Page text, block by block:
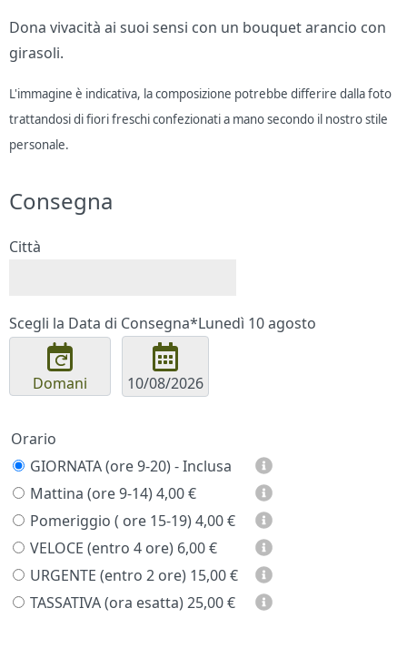
Dona vivacità ai suoi sensi con un bouquet arancio con
girasoli.
L'immagine è indicativa, la composizione potrebbe differire dalla foto
trattandosi di fiori freschi confezionati a mano secondo il nostro stile
personale.
Consegna
Città
Scegli la Data di Consegna*Lunedì 10 agosto
Domani
Orario
GIORNATA (ore 9-20) - Inclusa
Mattina (ore 9-14) 4,00 €
Pomeriggio ( ore 15-19) 4,00 €
VELOCE (entro 4 ore) 6,00 €
URGENTE (entro 2 ore) 15,00 €
TASSATIVA (ora esatta) 25,00 €